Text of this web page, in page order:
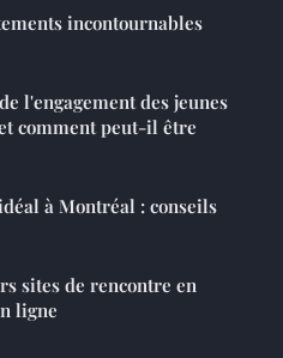
incontournables
l'engagement des jeunes
comment peut-il être
à Montréal : conseils
sites de rencontre en
ligne